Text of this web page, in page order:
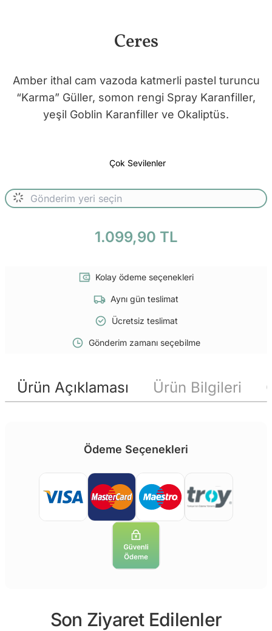
Ceres
Amber ithal cam vazoda katmerli pastel turuncu
“Karma” Güller, somon rengi Spray Karanfiller,
yeşil Goblin Karanfiller ve Okaliptüs.
Çok Sevilenler
1.099,90 TL
Kolay ödeme seçenekleri
Aynı gün teslimat
Ücretsiz teslimat
Gönderim zamanı seçebilme
Ürün Açıklaması Ürün Bilgileri
Ödeme Seçenekleri
Son Ziyaret Edilenler